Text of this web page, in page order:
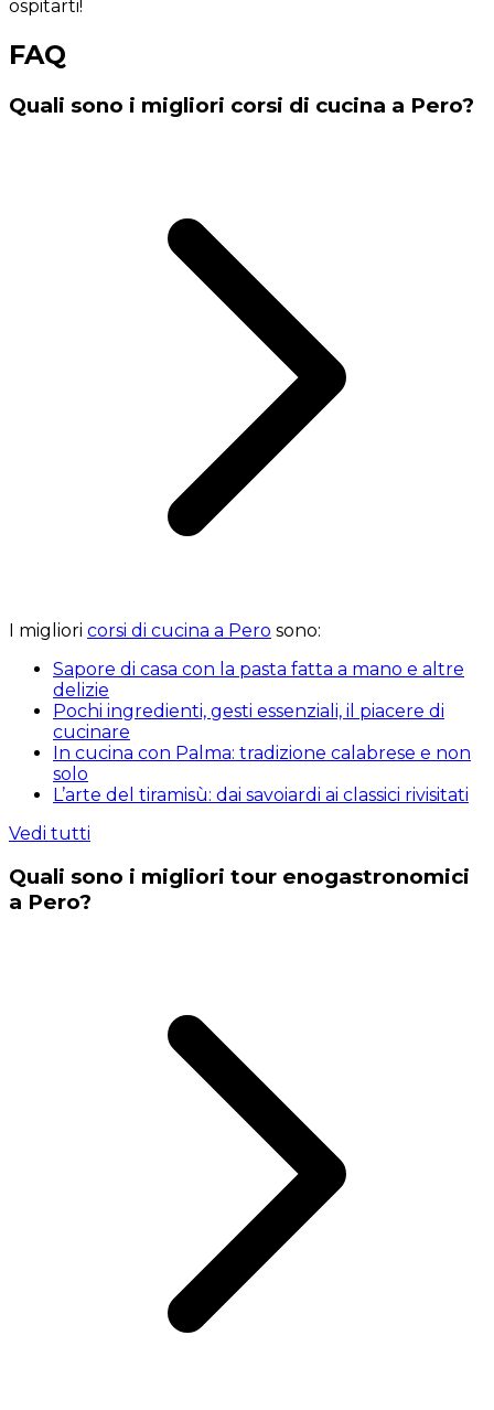
ospitarti!
FAQ
Quali sono i migliori corsi di cucina a Pero?
I migliori corsi di cucina a Pero sono:
Sapore di casa con la pasta fatta a mano e altre
delizie
Pochi ingredienti, gesti essenziali, il piacere di
cucinare
In cucina con Palma: tradizione calabrese e non
solo
L’arte del tiramisù: dai savoiardi ai classici rivisitati
Vedi tutti
Quali sono i migliori tour enogastronomici
a Pero?